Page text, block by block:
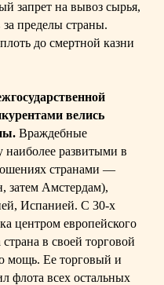
запрет на вывоз сырья,
пределы страны.
до смертной казни
велись
Враждебные
развитыми в
странами —
затем Амстердам),
Испанией. С 30-х
центром европейского
в своей торговой
мощь. Ее торговый и
флота всех остальных